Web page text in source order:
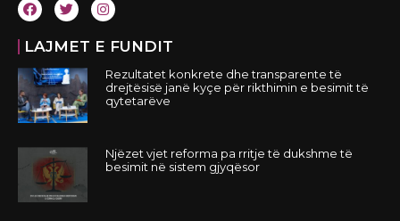
LAJMET E FUNDIT
Rezultatet konkrete dhe transparente të
drejtësisë janë kyçe për rikthimin e besimit të
qytetarëve
Njëzet vjet reforma pa rritje të dukshme të
besimit në sistem gjyqësor